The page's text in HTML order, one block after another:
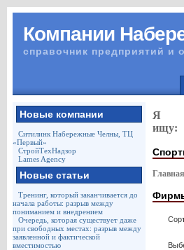
Компании
справочник предприятий и
Новые компании
Ситилинк Набережные Челны, ТЦ
«Первый»
СтройТехНадзор
Lames Agency
Новые статьи
Тренинг, который заканчивается до
начала работы: разрыв между
пониманием и внедрением
Очередь, которая существует даже
при свободных местах: разрыв между
заявленной и фактической
вместимостью
Я
ищу: